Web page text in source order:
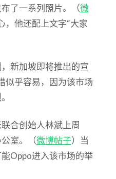
了一系列照片。（微
，他还配上文字“大家
新加坡即将推出的宣
似乎容易，因为该市场
合创始人林斌上周
室。（微博帖子）当
Oppo进入该市场的举